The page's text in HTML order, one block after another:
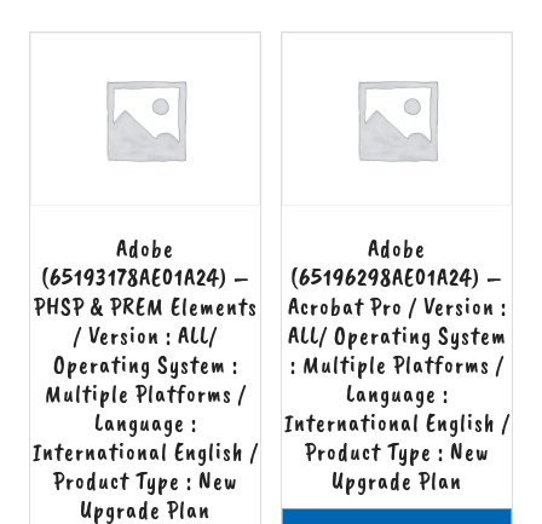
Adobe
(65193178AE01A24) –
PHSP & PREM Elements
/ Version : ALL/
Operating System :
Multiple Platforms /
Language :
International English /
Product Type : New
Upgrade Plan
Adobe
(65196298AE01A24) –
Acrobat Pro / Version :
ALL/ Operating System
: Multiple Platforms /
Language :
International English /
Product Type : New
Upgrade Plan